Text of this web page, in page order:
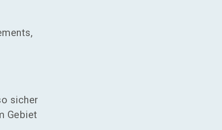
sicher
Gebiet